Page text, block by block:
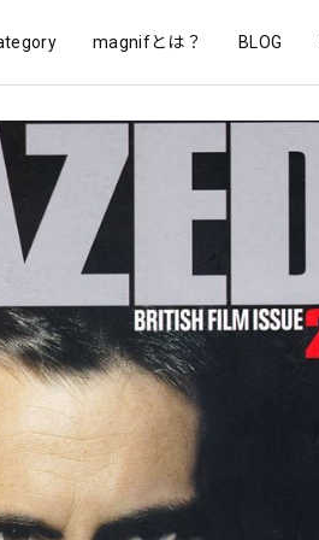
magnifとは？ BLOG